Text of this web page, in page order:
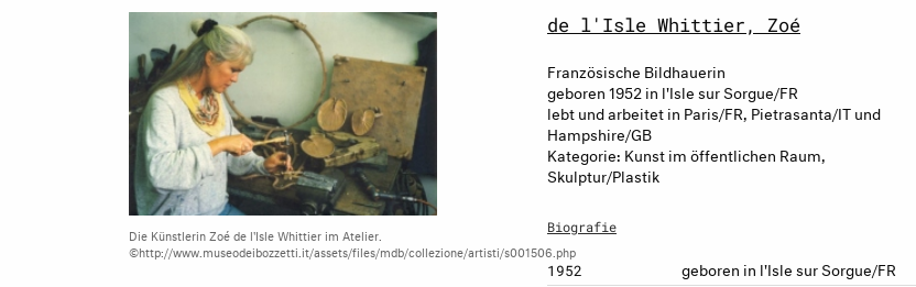
Die Künstlerin Zoé de l'Isle Whittier im Atelier.
©http://www.museodeibozzetti.it/assets/files/mdb/collezione/artisti/s001506.php
de l'Isle Whittier, Zoé
Französische Bildhauerin
geboren 1952 in l'Isle sur Sorgue/FR
lebt und arbeitet in Paris/FR, Pietrasanta/IT und
Hampshire/GB
Kategorie: Kunst im öffentlichen Raum,
Skulptur/Plastik
Biografie
1952 geboren in l'Isle sur Sorgue/FR